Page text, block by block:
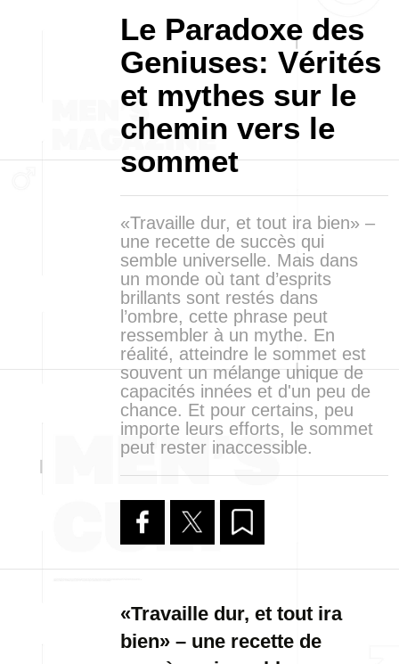
Le Paradoxe des
Geniuses: Vérités
et mythes sur le
chemin vers le
sommet
«Travaille dur, et tout ira bien» –
une recette de succès qui
semble universelle. Mais dans
un monde où tant d’esprits
brillants sont restés dans
l’ombre, cette phrase peut
ressembler à un mythe. En
réalité, atteindre le sommet est
souvent un mélange unique de
capacités innées et d'un peu de
chance. Et pour certains, peu
importe leurs efforts, le sommet
peut rester inaccessible.
«Travaille dur, et tout ira
bien» – une recette de